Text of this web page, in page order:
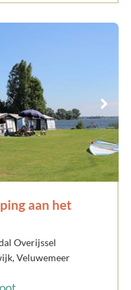
aan het
Overijssel
Veluwemeer